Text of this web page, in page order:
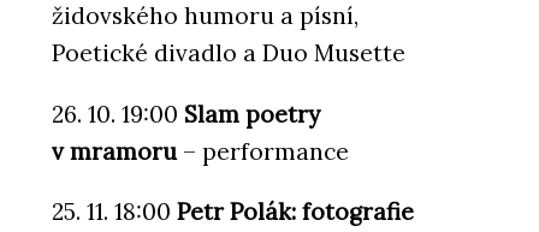
židovského humoru a písní,
Poetické divadlo a Duo Musette
26. 10. 19:00 Slam poetry
v mramoru – performance
25. 11. 18:00 Petr Polák: fotografie